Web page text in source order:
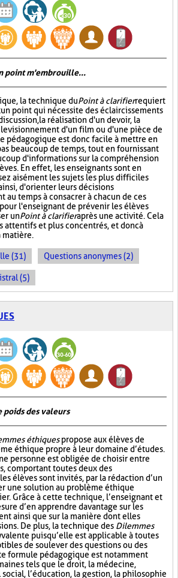
point m'embrouille...
la technique duPoint à clarifierrequiert
point qui nécessite des éclaircissements
la réalisation d'un devoir, la
visionnement d'un film ou d'une pièce de
pédagogique est donc facile à mettre en
beaucoup de temps, tout en fournissant
d'informations sur la compréhension
En effet, les enseignants sont en
aisément les sujets les plus difficiles
d'orienter leurs décisions
au temps à consacrer à chacun de ces
l'enseignant de prévenir les élèves
unPoint à clarifieraprès une activité. Cela
attentifs et plus concentrés, et donc à
matière.
(31) Questions anonymes (2)
(5)
poids des valeurs
éthiquespropose aux élèves de
éthique propre à leur domaine d’études.
personne est obligée de choisir entre
comportant toutes deux des
élèves sont invités, par la rédaction d’un
une solution au problème éthique
Grâce à cette technique, l’enseignant et
d’en apprendre davantage sur les
ainsi que sur la manière dont elles
De plus, la technique des Dilemmes
puisqu’elle est applicable à toutes
de soulever des questions ou des
formule pédagogique est notamment
tels que le droit, la médecine,
l’éducation, la gestion, la philosophie